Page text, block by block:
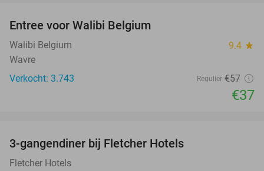
Entree voor Walibi Belgium
Walibi Belgium 9.4 star
Wavre
Verkocht: 3.743
Regulier €57
€37
3-gangendiner bij Fletcher Hotels
Fletcher Hotels